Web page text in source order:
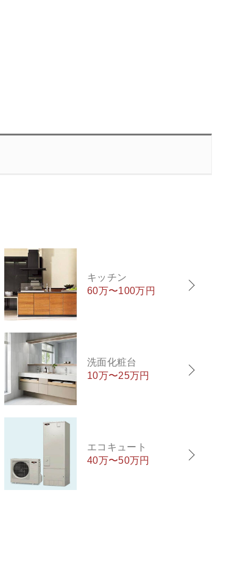
キッチン
60万〜100万円
洗面化粧台
10万〜25万円
エコキュート
40万〜50万円